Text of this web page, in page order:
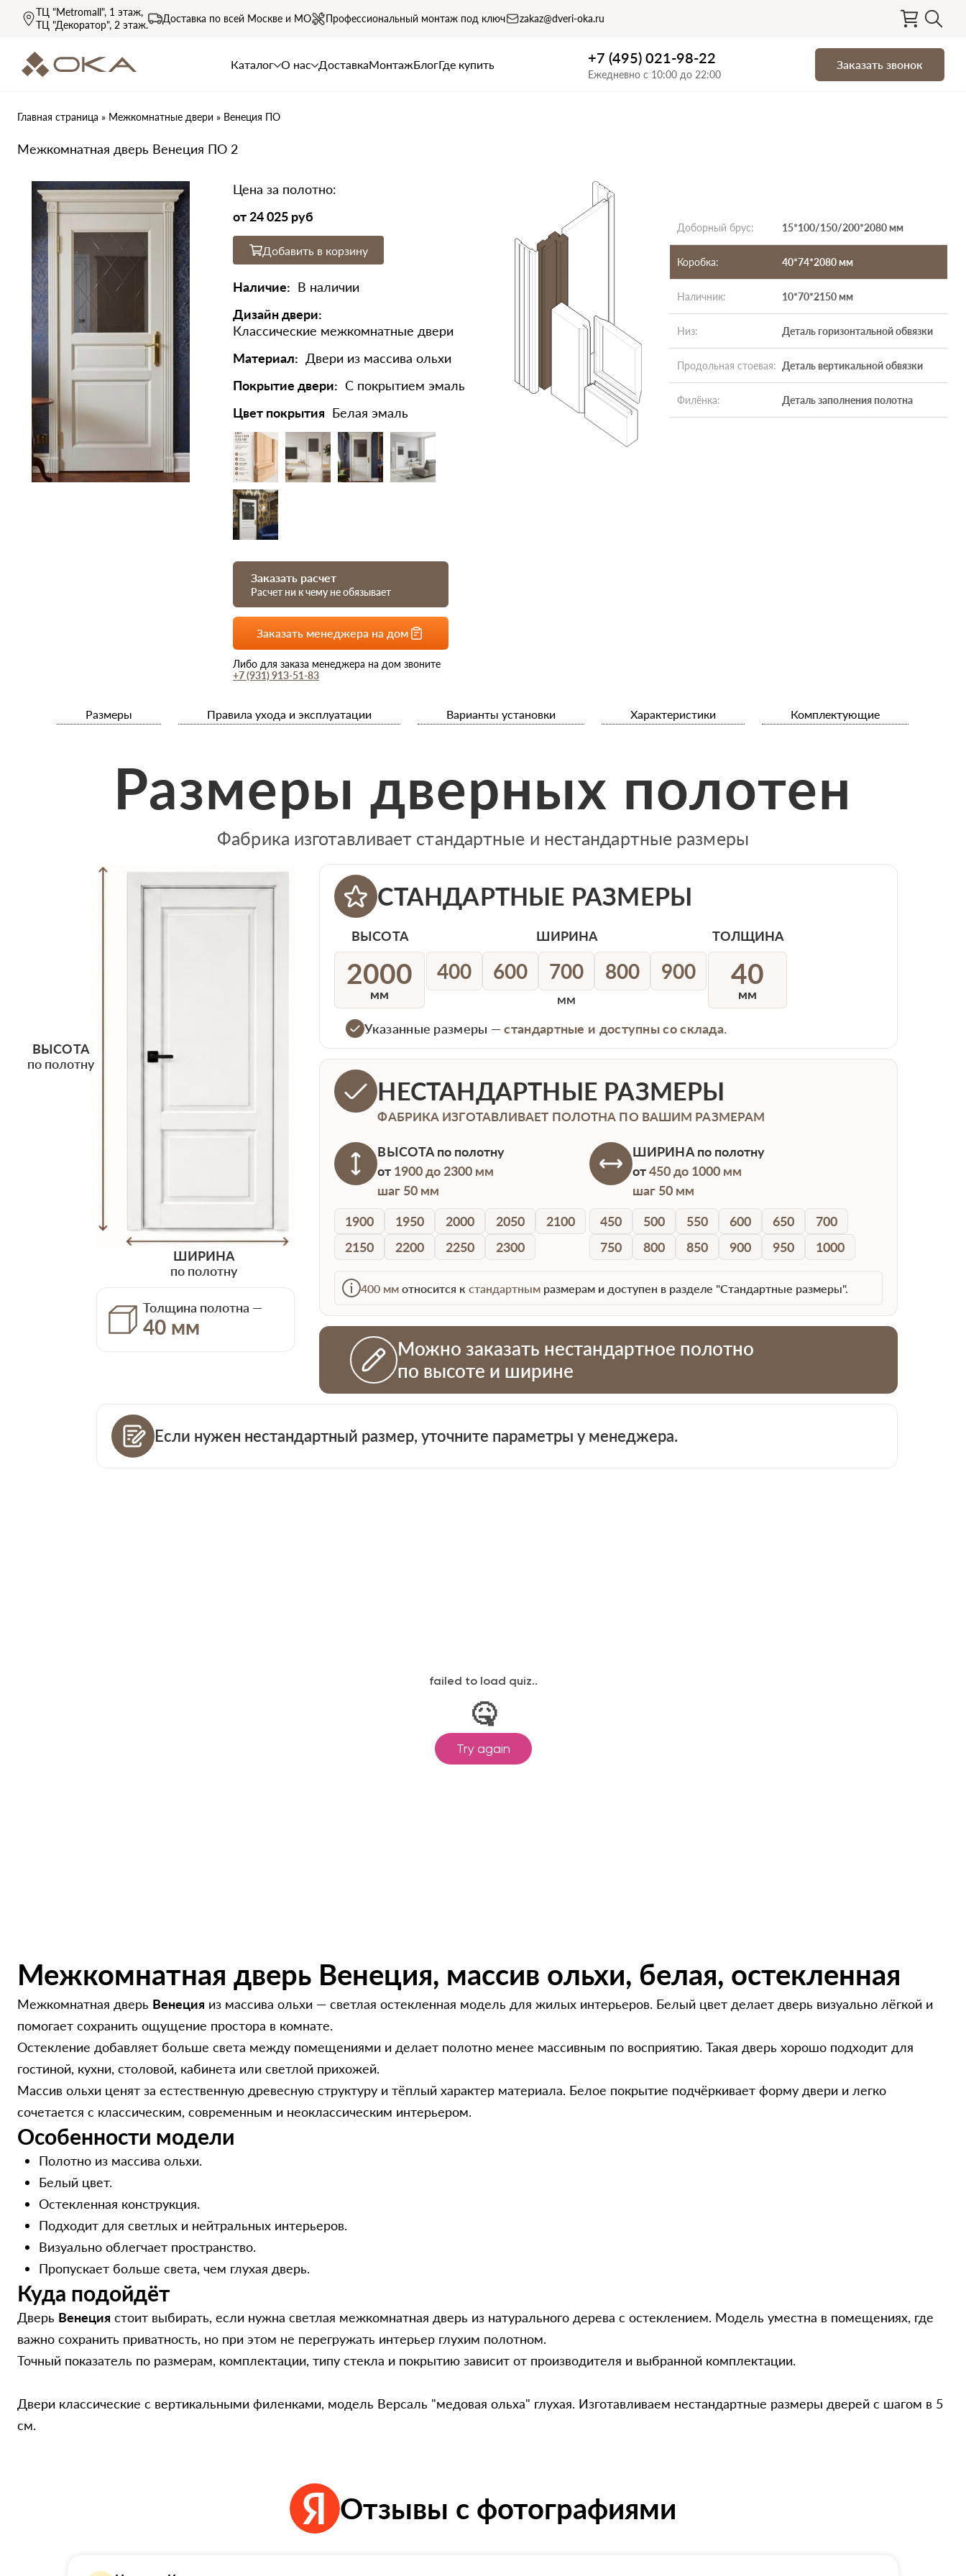
ТЦ "Metromall", 1 этаж,
ТЦ "Декоратор", 2 этаж.
Доставка по всей Москве и МО Профессиональный монтаж под ключ zakaz@dveri-oka.ru
Каталог О нас ДоставкаМонтажБлогГде купить +7 (495) 021-98-22
Ежедневно с 10:00 до 22:00
Заказать звонок
Главная страница » Межкомнатные двери » Венеция ПО
Межкомнатная дверь Венеция ПО 2
Цена за полотно:
от 24 025 руб
Добавить в корзину
Наличие: В наличии
Дизайн двери:
Классические межкомнатные двери
Материал: Двери из массива ольхи
Покрытие двери: С покрытием эмаль
Цвет покрытия Белая эмаль
Заказать расчет
Расчет ни к чему не обязывает
Заказать менеджера на дом
Либо для заказа менеджера на дом звоните
+7 (931) 913-51-83
Доборный брус: 15*100/150/200*2080 мм
Коробка: 40*74*2080 мм
Наличник: 10*70*2150 мм
Низ: Деталь горизонтальной обвязки
Продольная стоевая: Деталь вертикальной обвязки
Филёнка: Деталь заполнения полотна
Размеры Правила ухода и эксплуатации Варианты установки Характеристики Комплектующие
Размеры дверных полотен
Фабрика изготавливает стандартные и нестандартные размеры
ВЫСОТА
по полотну
ШИРИНА
по полотну
Толщина полотна —
40 мм
СТАНДАРТНЫЕ РАЗМЕРЫ
ВЫСОТА
2000
мм
ШИРИНА
400 600 700 800 900
мм
ТОЛЩИНА
40
мм
Указанные размеры —стандартные и доступны со склада.
НЕСТАНДАРТНЫЕ РАЗМЕРЫ
ФАБРИКА ИЗГОТАВЛИВАЕТ ПОЛОТНА ПО ВАШИМ РАЗМЕРАМ
ВЫСОТА по полотну
от 1900 до 2300 мм
шаг 50 мм
1900
1950 2000 2050
2100
2150
2200 2250 2300
ШИРИНАпо полотну
от450 до 1000 мм
шаг 50 мм
450
500 550 600 650
700
750
800 850 900 950 1000
400 мм относится кстандартным размерам и доступен в разделе "Стандартные размеры".
Можно заказать нестандартное полотно
по высоте и ширине
Если нужен нестандартный размер, уточните параметры у менеджера.
Межкомнатная дверь Венеция, массив ольхи, белая, остекленная
Межкомнатная дверь Венеция из массива ольхи — светлая остекленная модель для жилых интерьеров. Белый цвет делает дверь визуально лёгкой и
помогает сохранить ощущение простора в комнате.
Остекление добавляет больше света между помещениями и делает полотно менее массивным по восприятию. Такая дверь хорошо подходит для
гостиной, кухни, столовой, кабинета или светлой прихожей.
Массив ольхи ценят за естественную древесную структуру и тёплый характер материала. Белое покрытие подчёркивает форму двери и легко
сочетается с классическим, современным и неоклассическим интерьером.
Особенности модели
Полотно из массива ольхи.
Белый цвет.
Остекленная конструкция.
Подходит для светлых и нейтральных интерьеров.
Визуально облегчает пространство.
Пропускает больше света, чем глухая дверь.
Куда подойдёт
Дверь Венеция стоит выбирать, если нужна светлая межкомнатная дверь из натурального дерева с остеклением. Модель уместна в помещениях, где
важно сохранить приватность, но при этом не перегружать интерьер глухим полотном.
Точный показатель по размерам, комплектации, типу стекла и покрытию зависит от производителя и выбранной комплектации.
Двери классические с вертикальными филенками, модель Версаль "медовая ольха" глухая. Изготавливаем нестандартные размеры дверей с шагом в 5
см.
Отзывы с фотографиями
Ваш телефон